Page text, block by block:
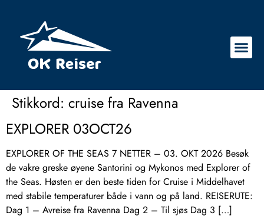
Stikkord: cruise fra Ravenna
EXPLORER 03OCT26
EXPLORER OF THE SEAS 7 NETTER – 03. OKT 2026 Besøk
de vakre greske øyene Santorini og Mykonos med Explorer of
the Seas. Høsten er den beste tiden for Cruise i Middelhavet
med stabile temperaturer både i vann og på land. REISERUTE:
Dag 1 – Avreise fra Ravenna Dag 2 – Til sjøs Dag 3 […]